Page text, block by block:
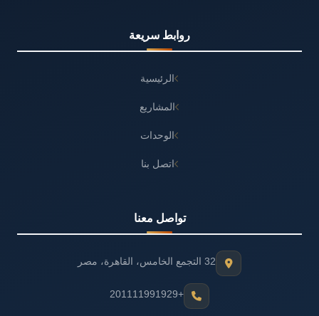
روابط سريعة
الرئيسية
المشاريع
الوحدات
اتصل بنا
تواصل معنا
32 التجمع الخامس، القاهرة، مصر
+201111991929